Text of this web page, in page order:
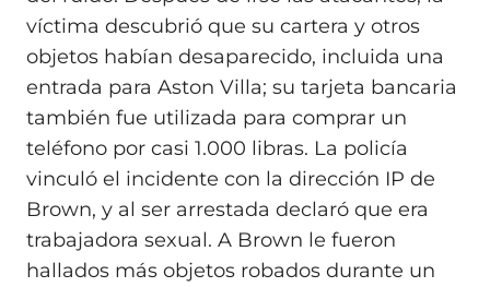
víctima descubrió que su cartera y otros
objetos habían desaparecido, incluida una
entrada para Aston Villa; su tarjeta bancaria
también fue utilizada para comprar un
teléfono por casi 1.000 libras. La policía
vinculó el incidente con la dirección IP de
Brown, y al ser arrestada declaró que era
trabajadora sexual. A Brown le fueron
hallados más objetos robados durante un